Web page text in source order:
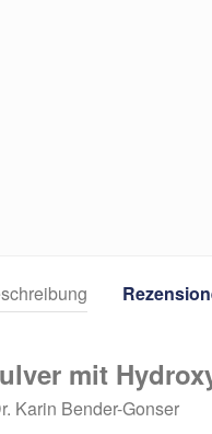
mit
Karin Bender-Gonser